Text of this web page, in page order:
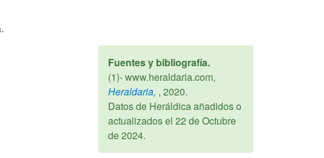
Fuentes y bibliografía.
(1)- www.heraldaria.com,
Heraldaria, , 2020.
Datos de Heráldica añadidos o
actualizados el 22 de Octubre
de 2024.